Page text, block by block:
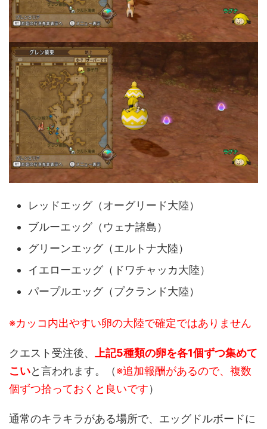
レッドエッグ（オーグリード大陸）
ブルーエッグ（ウェナ諸島）
グリーンエッグ（エルトナ大陸）
イエローエッグ（ドワチャッカ大陸）
パープルエッグ（プクランド大陸）
※カッコ内出やすい卵の大陸で確定ではありません
クエスト受注後、
上記5種類の卵を各1個ずつ集めて
こいと言われます。（※追加報酬があるので、複数
個ずつ拾っておくと良いです）
通常のキラキラがある場所で、エッグドルボードに